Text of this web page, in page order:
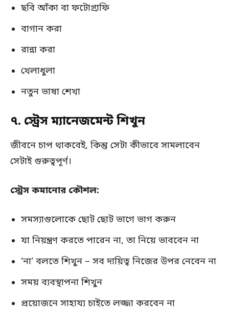
ছবি আঁকা বা ফটোগ্রাফি
বাগান করা
রান্না করা
খেলাধুলা
নতুন ভাষা শেখা
৭. স্ট্রেস ম্যানেজমেন্ট শিখুন
জীবনে চাপ থাকবেই, কিন্তু সেটা কীভাবে সামলাবেন
সেটাই গুরুত্বপূর্ণ।
স্ট্রেস কমানোর কৌশল:
সমস্যাগুলোকে ছোট ছোট ভাগে ভাগ করুন
যা নিয়ন্ত্রণ করতে পারেন না, তা নিয়ে ভাববেন না
‘না’ বলতে শিখুন – সব দায়িত্ব নিজের উপর নেবেন না
সময় ব্যবস্থাপনা শিখুন
প্রয়োজনে সাহায্য চাইতে লজ্জা করবেন না